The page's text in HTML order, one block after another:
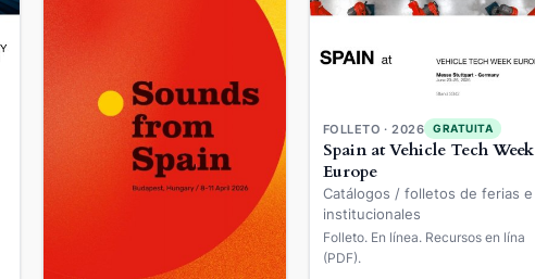
FOLLETO · 2026 GRATUITA
Spain at Vehicle Tech Week
Europe
Catálogos / folletos de ferias e
institucionales
Folleto. En línea. Recursos en lína
(PDF).